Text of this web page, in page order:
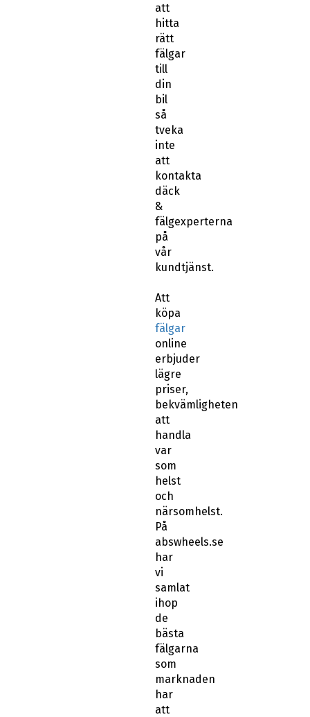
att
hitta
rätt
fälgar
till
din
bil
så
tveka
inte
att
kontakta
däck
&
fälgexperterna
på
vår
kundtjänst.
Att
köpa
fälgar
online
erbjuder
lägre
priser,
bekvämligheten
att
handla
var
som
helst
och
närsomhelst.
På
abswheels.se
har
vi
samlat
ihop
de
bästa
fälgarna
som
marknaden
har
att